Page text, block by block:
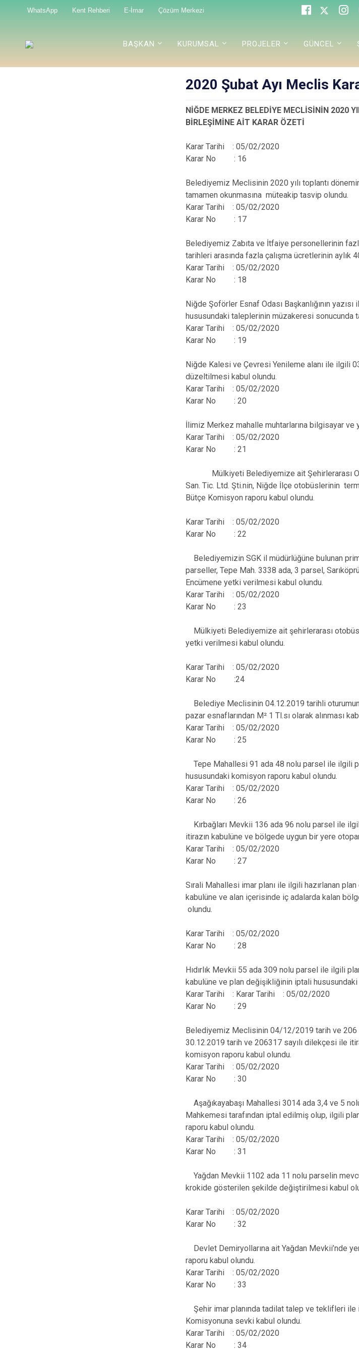
WhatsApp Kent Rehberi E-İmar Çözüm Merkezi
BAŞKAN KURUMSAL PROJELER GÜNCEL
2020 Şubat Ayı Meclis
NİĞDE MERKEZ BELEDİYE MECLİSİNİN
BİRLEŞİMİNE AİT KARAR ÖZETİ
Karar Tarihi : 05/02/2020
Karar No : 16
Belediyemiz Meclisinin 2020 yılı toplantı
tamamen okunmasına müteakip tasvip olundu.
Karar Tarihi : 05/02/2020
Karar No : 17
Belediyemiz Zabıta ve İtfaiye personellerinin
tarihleri arasında fazla çalışma ücretlerinin
Karar Tarihi : 05/02/2020
Karar No : 18
Niğde Şoförler Esnaf Odası Başkanlığının
hususundaki taleplerinin müzakeresi sonucunda
Karar Tarihi : 05/02/2020
Karar No : 19
Niğde Kalesi ve Çevresi Yenileme alanı ile ilgili
düzeltilmesi kabul olundu.
Karar Tarihi : 05/02/2020
Karar No : 20
İlimiz Merkez mahalle muhtarlarına bilgisayar ve
Karar Tarihi : 05/02/2020
Karar No : 21
Mülkiyeti Belediyemize ait Şehirlerarası
San. Tic. Ltd. Şti.nin, Niğde İlçe otobüslerinin
Bütçe Komisyon raporu kabul olundu.
Karar Tarihi : 05/02/2020
Karar No : 22
Belediyemizin SGK il müdürlüğüne bulunan
parseller, Tepe Mah. 3338 ada, 3 parsel,
Encümene yetki verilmesi kabul olundu.
Karar Tarihi : 05/02/2020
Karar No : 23
Mülkiyeti Belediyemize ait şehirlerarası
yetki verilmesi kabul olundu.
Karar Tarihi : 05/02/2020
Karar No :24
Belediye Meclisinin 04.12.2019 tarihli
pazar esnaflarından M² 1 Tl.sı olarak alınması
Karar Tarihi : 05/02/2020
Karar No : 25
Tepe Mahallesi 91 ada 48 nolu parsel ile ilgili
hususundaki komisyon raporu kabul olundu.
Karar Tarihi : 05/02/2020
Karar No : 26
Kırbağları Mevkii 136 ada 96 nolu parsel ile
itirazın kabulüne ve bölgede uygun bir yere
Karar Tarihi : 05/02/2020
Karar No : 27
Sırali Mahallesi imar planı ile ilgili hazırlanan
kabulüne ve alan içerisinde iç adalarda kalan
olundu.
Karar Tarihi : 05/02/2020
Karar No : 28
Hıdırlık Mevkii 55 ada 309 nolu parsel ile ilgili
kabulüne ve plan değişikliğinin iptali
Karar Tarihi : Karar Tarihi : 05/02/2020
Karar No : 29
Belediyemiz Meclisinin 04/12/2019 tarih ve 206
30.12.2019 tarih ve 206317 sayılı dilekçesi ile
komisyon raporu kabul olundu.
Karar Tarihi : 05/02/2020
Karar No : 30
Aşağıkayabaşı Mahallesi 3014 ada 3,4 ve 5
Mahkemesi tarafından iptal edilmiş olup, ilgili
raporu kabul olundu.
Karar Tarihi : 05/02/2020
Karar No : 31
Yağdan Mevkii 1102 ada 11 nolu parselin
krokide gösterilen şekilde değiştirilmesi kabul
Karar Tarihi : 05/02/2020
Karar No : 32
Devlet Demiryollarına ait Yağdan Mevkii’nde
raporu kabul olundu.
Karar Tarihi : 05/02/2020
Karar No : 33
Şehir imar planında tadilat talep ve teklifleri ile
Komisyonuna sevki kabul olundu.
Karar Tarihi : 05/02/2020
Karar No : 34